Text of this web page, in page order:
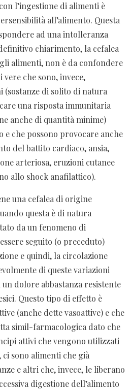
l’ingestione di alimenti è
all’alimento. Questa
ad una intolleranza
chiarimento, la cefalea
alimenti, non è da confondere
che sono, invece,
di solito di natura
una risposta immunitaria
anche di quantità minime)
e che possono provocare anche
del battito cardiaco, ansia,
arteriosa, eruzioni cutanee
allo shock anafilattico).
una cefalea di origine
questa è di natura
da un fenomeno di
seguito (o preceduto)
e quindi, la circolazione
di queste variazioni
dolore abbastanza resistente
Questo tipo di effetto è
(anche dette vasoattive) e che
simil-farmacologica dato che
attivi che vengono utilizzati
sono alimenti che già
e altri che, invece, le liberano
digestione dell’alimento